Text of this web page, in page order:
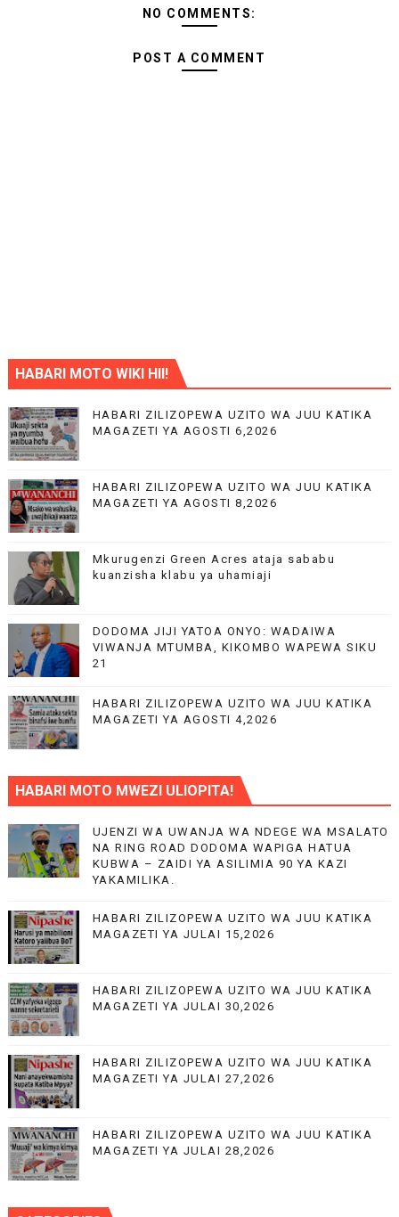
NO COMMENTS:
POST A COMMENT
HABARI MOTO WIKI HII!
HABARI ZILIZOPEWA UZITO WA JUU KATIKA
MAGAZETI YA AGOSTI 6,2026
HABARI ZILIZOPEWA UZITO WA JUU KATIKA
MAGAZETI YA AGOSTI 8,2026
Mkurugenzi Green Acres ataja sababu
kuanzisha klabu ya uhamiaji
DODOMA JIJI YATOA ONYO: WADAIWA
VIWANJA MTUMBA, KIKOMBO WAPEWA SIKU
21
HABARI ZILIZOPEWA UZITO WA JUU KATIKA
MAGAZETI YA AGOSTI 4,2026
HABARI MOTO MWEZI ULIOPITA!
UJENZI WA UWANJA WA NDEGE WA MSALATO
NA RING ROAD DODOMA WAPIGA HATUA
KUBWA – ZAIDI YA ASILIMIA 90 YA KAZI
YAKAMILIKA.
HABARI ZILIZOPEWA UZITO WA JUU KATIKA
MAGAZETI YA JULAI 15,2026
HABARI ZILIZOPEWA UZITO WA JUU KATIKA
MAGAZETI YA JULAI 30,2026
HABARI ZILIZOPEWA UZITO WA JUU KATIKA
MAGAZETI YA JULAI 27,2026
HABARI ZILIZOPEWA UZITO WA JUU KATIKA
MAGAZETI YA JULAI 28,2026